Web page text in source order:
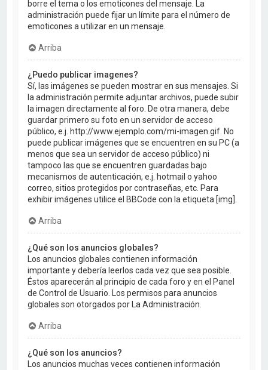
borre el tema o los emoticones del mensaje. La
administración puede fijar un límite para el número de
emoticones a utilizar en un mensaje.
Arriba
¿Puedo publicar imagenes?
Sí, las imágenes se pueden mostrar en sus mensajes. Si
la administración permite adjuntar archivos, puede subir
la imagen directamente al foro. De otra manera, debe
guardar primero su foto en un servidor de acceso
público, e.j. http://www.ejemplo.com/mi-imagen.gif. No
puede publicar imágenes que se encuentren en su PC (a
menos que sea un servidor de acceso público) ni
tampoco las que se encuentren guardadas bajo
mecanismos de autenticación, e.j. hotmail o yahoo
correo, sitios protegidos por contraseñas, etc. Para
exhibir imágenes utilice el BBCode con la etiqueta [img].
Arriba
¿Qué son los anuncios globales?
Los anuncios globales contienen información
importante y debería leerlos cada vez que sea posible.
Éstos aparecerán al principio de cada foro y en el Panel
de Control de Usuario. Los permisos para anuncios
globales son otorgados por La Administración.
Arriba
¿Qué son los anuncios?
Los anuncios muchas veces contienen información